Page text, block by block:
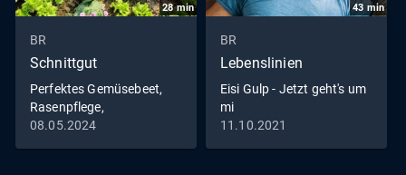
28min
BR
Schnittgut
Perfektes Gemüsebeet,
Rasenpflege,
Bodendämpfer
08.05.2024
43 min
BR
Lebenslinien
Eisi Gulp - Jetzt geht's um
mi
11.10.2021